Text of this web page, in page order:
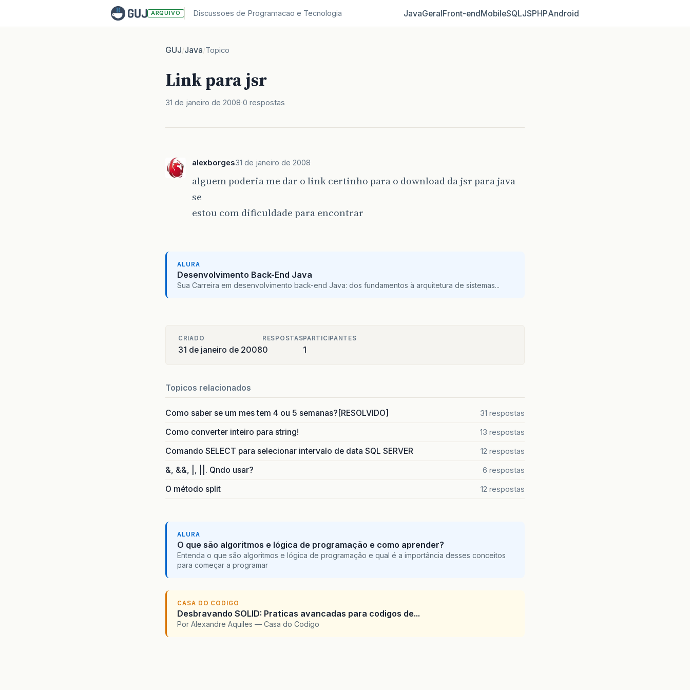
ARQUIVO Discussoes de Programacao e Tecnologia JavaGeralFront‑endMobileSQLJSPHPAndroid
GUJ/Java/Topico
Link para jsr
31 de janeiro de 2008 0 respostas
alexborges31 de janeiro de 2008
alguem poderia me dar o link certinho para o download da jsr para java
se
estou com dificuldade para encontrar
ALURA
Desenvolvimento Back-End Java
Sua Carreira em desenvolvimento back-end Java: dos fundamentos à arquitetura de sistemas...
CRIADO
31 de janeiro de 2008
RESPOSTAS
0
PARTICIPANTES
1
Topicos relacionados
Como saber se um mes tem 4 ou 5 semanas?[RESOLVIDO] 31 respostas
Como converter inteiro para string! 13 respostas
Comando SELECT para selecionar intervalo de data SQL SERVER 12 respostas
&, &&, |, ||. Qndo usar? 6 respostas
O método split 12 respostas
ALURA
O que são algoritmos e lógica de programação e como aprender?
Entenda o que são algoritmos e lógica de programação e qual é a importância desses conceitos
para começar a programar
CASA DO CODIGO
Desbravando SOLID: Praticas avancadas para codigos de...
Por Alexandre Aquiles — Casa do Codigo